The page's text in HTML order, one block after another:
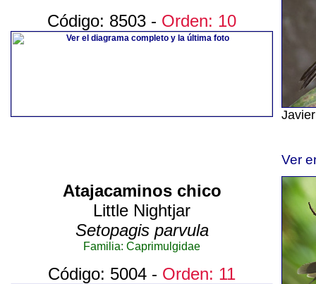
Código: 8503 - Orden: 10
Ver
Atajacaminos chico
Little Nightjar
Setopagis parvula
Familia: Caprimulgidae
Código: 5004 - Orden: 11